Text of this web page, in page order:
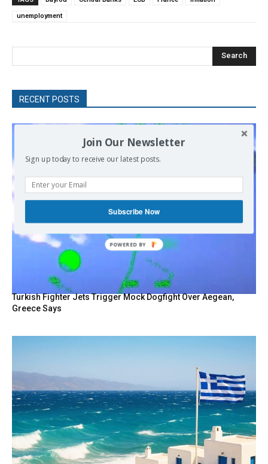
unemployment
Search
RECENT POSTS
Turkish Fighter Jets Trigger Mock Dogfight Over Aegean,
Greece Says
Join Our Newsletter
Sign up today to receive our latest posts.
Subscribe Now
POWERED
BY